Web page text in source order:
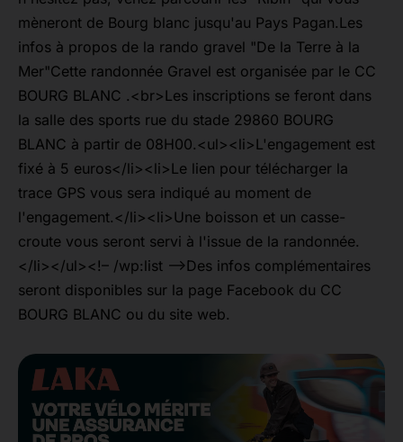
mèneront de Bourg blanc jusqu'au Pays Pagan.Les
infos à propos de la rando gravel "De la Terre à la
Mer"Cette randonnée Gravel est organisée par le CC
BOURG BLANC .<br>Les inscriptions se feront dans
la salle des sports rue du stade 29860 BOURG
BLANC à partir de 08H00.<ul><li>L'engagement est
fixé à 5 euros</li><li>Le lien pour télécharger la
trace GPS vous sera indiqué au moment de
l'engagement.</li><li>Une boisson et un casse-
croute vous seront servi à l'issue de la randonnée.
</li></ul><!– /wp:list –>Des infos complémentaires
seront disponibles sur la page Facebook du CC
BOURG BLANC ou du site web.